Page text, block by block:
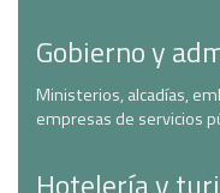
Gobierno y
Ministerios, alcadías,
empresas de servicios